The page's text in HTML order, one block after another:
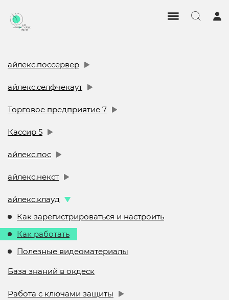
айлекс.поссервер
айлекс.селфчекаут
Торговое предприятие 7
Кассир 5
айлекс.пос
айлекс.некст
айлекс.клауд
Как зарегистрироваться и настроить
Как работать
Полезные видеоматериалы
База знаний в окдеск
Работа с ключами защиты